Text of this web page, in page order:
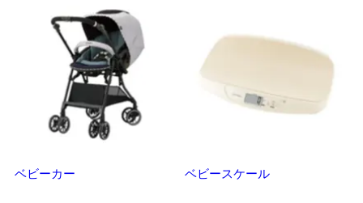
ベビーカー ベビースケール